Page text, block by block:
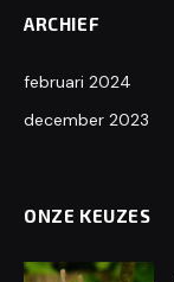
ARCHIEF
februari 2024
december 2023
ONZE KEUZES